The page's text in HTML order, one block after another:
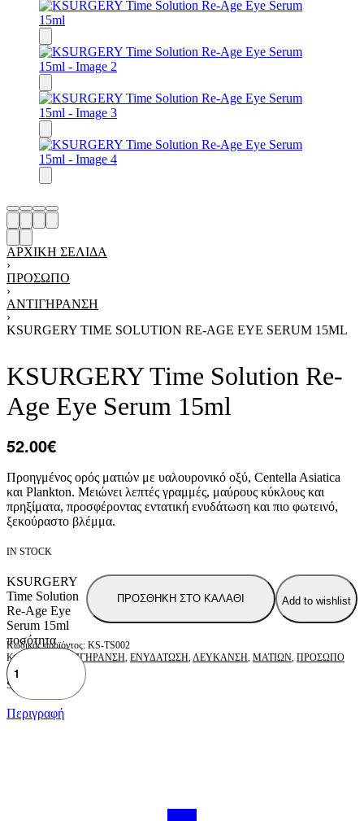
ΑΡΧΙΚΉ ΣΕΛΊΔΑ
›
ΠΡΟΣΩΠΟ
›
ΑΝΤΙΓΗΡΑΝΣΗ
›
KSURGERY TIME SOLUTION RE-AGE EYE SERUM 15ML
KSURGERY Time Solution Re-
Age Eye Serum 15ml
52.00€
Προηγμένος ορός ματιών με υαλουρονικό οξύ, Centella Asiatica
και Plankton. Μειώνει λεπτές γραμμές, μαύρους κύκλους και
πρηξίματα, προσφέροντας εντατική ενυδάτωση και πιο φωτεινό,
ξεκούραστο βλέμμα.
IN STOCK
KSURGERY
Time Solution
Re-Age Eye
Serum 15ml
ποσότητα
ΠΡΟΣΘΗΚΗ ΣΤΟ ΚΑΛΑΘΙ Add to wishlist
KS-TS002
Κατηγορίες:
ΑΝΤΙΓΗΡΑΝΣΗ ΕΝΥΔΑΤΩΣΗ ΛΕΥΚΑΝΣΗ ΜΑΤΙΩΝ ΠΡΟΣΩΠΟ
SHARE
Περιγραφή